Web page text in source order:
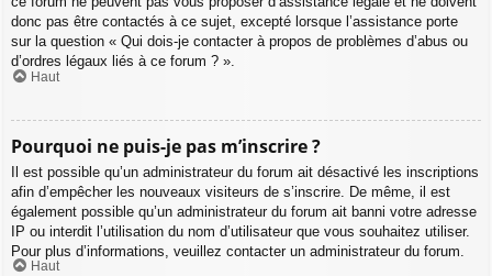
donc pas être contactés à ce sujet, excepté lorsque l’assistance porte
sur la question « Qui dois-je contacter à propos de problèmes d’abus ou
d’ordres légaux liés à ce forum ? ».
Haut
Pourquoi ne puis-je pas m’inscrire ?
Il est possible qu’un administrateur du forum ait désactivé les inscriptions
afin d’empêcher les nouveaux visiteurs de s’inscrire. De même, il est
également possible qu’un administrateur du forum ait banni votre adresse
IP ou interdit l’utilisation du nom d’utilisateur que vous souhaitez utiliser.
Pour plus d’informations, veuillez contacter un administrateur du forum.
Haut